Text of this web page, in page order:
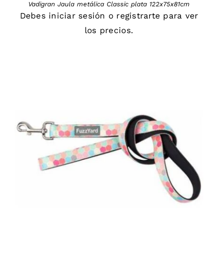
Vadigran Jaula metálica Classic plata 122x75x81cm
Debes iniciar sesión o registrarte para ver
los precios.